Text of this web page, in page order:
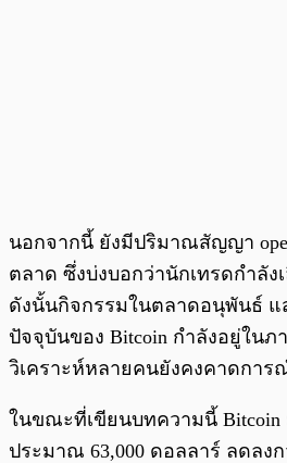
นอกจากนี้ ยังมีปริมาณสัญญา
ตลาด ซึ่งบ่งบอกว่านักเทรดกำลั
ดังนั้นกิจกรรมในตลาดอนุพันธ์ แ
ปัจจุบันของ Bitcoin กำลังอยู่ในภ
วิเคราะห์หลายคนยังคงคาดการ
ในขณะที่เขียนบทความนี้
ประมาณ 63,000 ดอลลาร์ ลดลงก